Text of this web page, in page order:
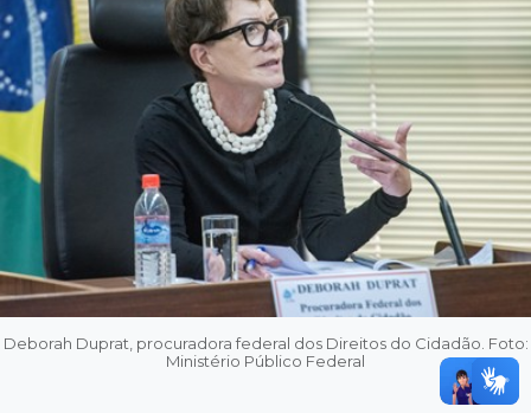
Deborah Duprat, procuradora federal dos Direitos do Cidadão. Foto:
Ministério Público Federal